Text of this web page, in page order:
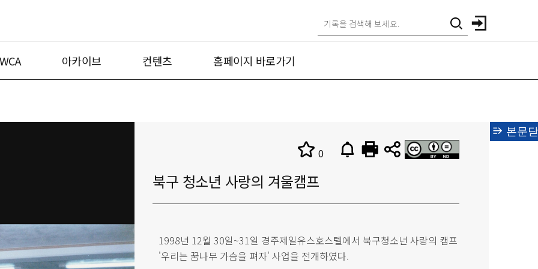
아카이브 컨텐츠 홈페이지 바로가기
본문
0
북구 청소년 사랑의 겨울캠프
1998년 12월 30일~31일 경주제일유스호스텔에서 북구청소년 사랑의 캠프
'우리는 꿈나무 가슴을 펴자' 사업을 전개하였다.